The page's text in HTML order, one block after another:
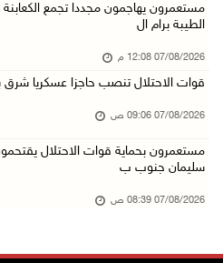
محافظة القدس: انسحاب قوات
07/آب/2026 08:23 ص
الطقس: أجواء صافية صيفية
07/آب/2026 08:15 ص
تواصل انتهاكات الاحتلال
06/آب/2026 11:53 م
الاحتلال يخطر باقتلاع أشجار من 310 دونمات وال ...
قوات الاحتلال تقتحم يعبد جنوب
مستعمرون يهاجمون مجددا تجمع
الطيبة برام ال
07/08/2026 12:08 م
قوات الاحتلال تنصب حاجزا عسكريا
07/08/2026 09:06 ص
مستعمرون بحماية قوات الاحتلال
سليمان جنوب ب
07/08/2026 08:39 ص